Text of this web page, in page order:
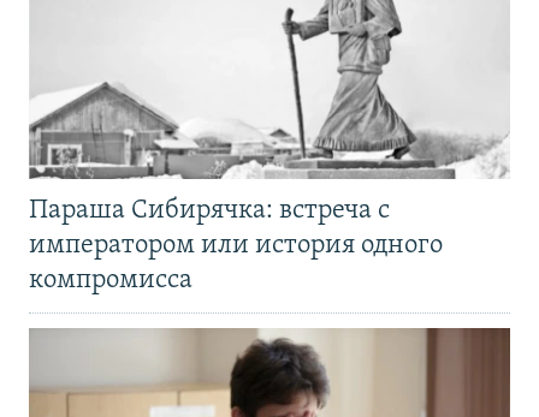
Параша Сибирячка: встреча с
императором или история одного
компромисса